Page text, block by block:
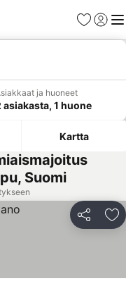
Suosikit
ja huoneet
asiakasta, 1 huone
Kartta
Suomi
Jaa